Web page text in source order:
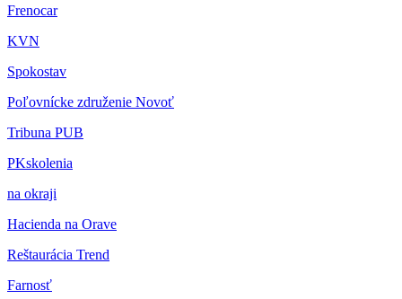
Frenocar
KVN
Spokostav
Poľovnícke združenie Novoť
Tribuna PUB
PKskolenia
na okraji
Hacienda na Orave
Reštaurácia Trend
Farnosť